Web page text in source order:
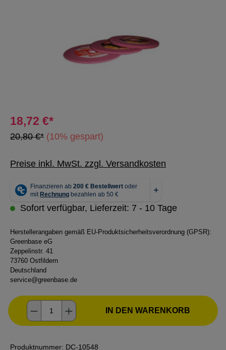
18,72 €*
20,80 €* (10% gespart)
Preise inkl. MwSt. zzgl. Versandkosten
Sofort verfügbar, Lieferzeit: 7 - 10 Tage
Herstellerangaben gemäß EU-Produktsicherheitsverordnung (GPSR):
Greenbase eG
Zeppelinstr. 41
73760 Ostfildern
Deutschland
service@greenbase.de
Produkt Anzahl: Gib den gewünschten
IN DEN WARENKORB
Produktnummer: DC-10548